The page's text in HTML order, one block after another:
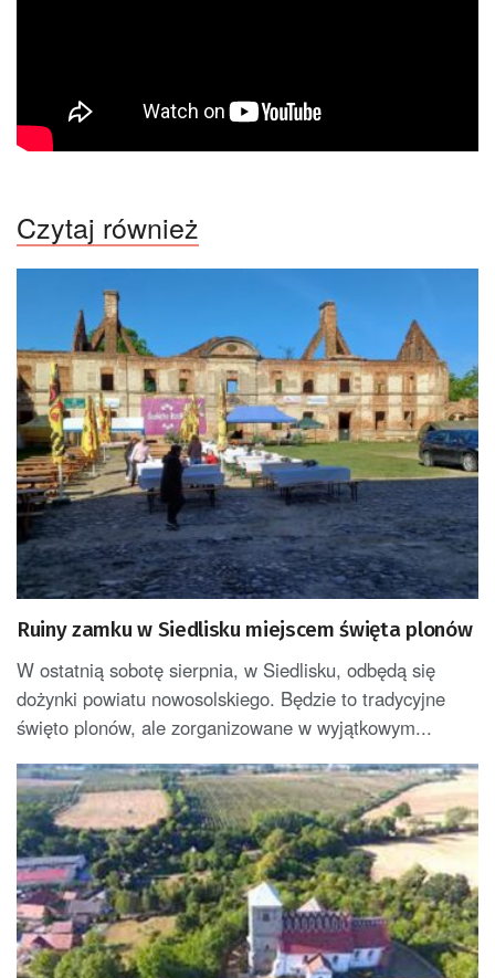
Czytaj również
Ruiny zamku w Siedlisku miejscem święta plonów
W ostatnią sobotę sierpnia, w Siedlisku, odbędą się
dożynki powiatu nowosolskiego. Będzie to tradycyjne
święto plonów, ale zorganizowane w wyjątkowym...